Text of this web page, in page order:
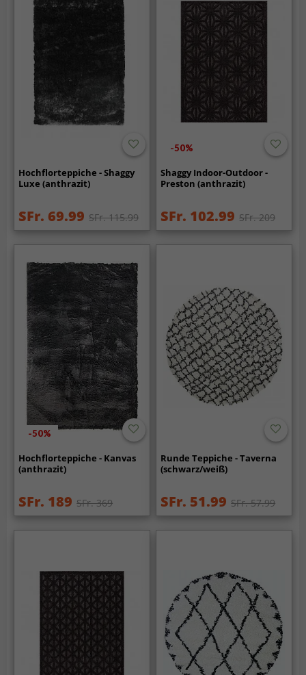
Hochflorteppiche - Shaggy
Luxe (anthrazit)
SFr. 69.99 SFr. 115.99
-50%
Shaggy Indoor-Outdoor -
Preston (anthrazit)
SFr. 102.99 SFr. 209
-50%
Hochflorteppiche - Kanvas
(anthrazit)
SFr. 189 SFr. 369
Runde Teppiche - Taverna
(schwarz/weiß)
SFr. 51.99 SFr. 57.99